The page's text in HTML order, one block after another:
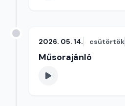
2026. 05. 14. csütörtök
Műsorajánló